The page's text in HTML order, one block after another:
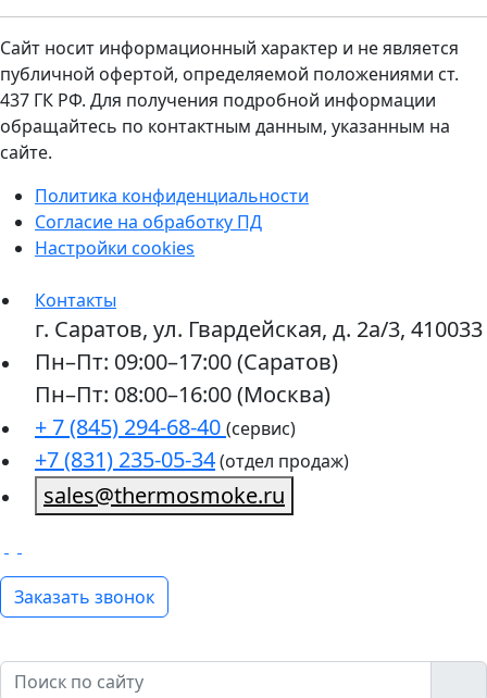
Сайт носит информационный характер и не является
публичной офертой, определяемой положениями ст.
437 ГК РФ. Для получения подробной информации
обращайтесь по контактным данным, указанным на
сайте.
Политика конфиденциальности
Согласие на обработку ПД
Настройки cookies
Контакты
г. Саратов, ул. Гвардейская, д. 2а/3, 410033
Пн–Пт: 09:00–17:00 (Саратов)
Пн–Пт: 08:00–16:00 (Москва)
+ 7 (845) 294-68-40 (сервис)
+7 (831) 235-05-34(отдел продаж)
sales@thermosmoke.ru
Заказать звонок